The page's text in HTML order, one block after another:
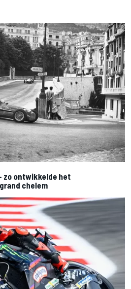
zo ontwikkelde het
chelem